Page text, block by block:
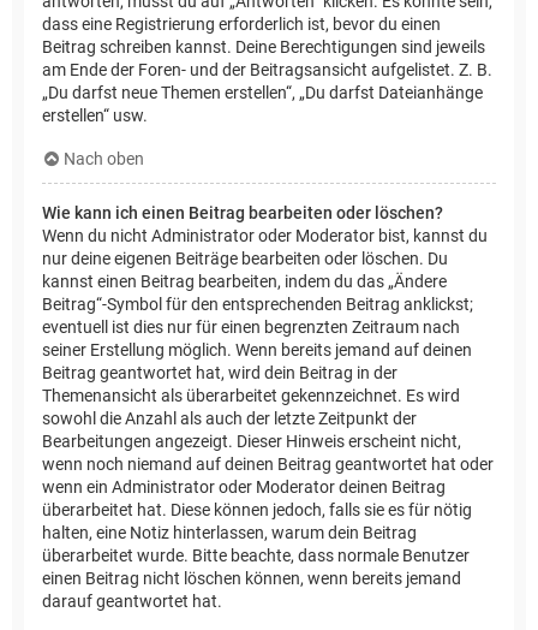
dass eine Registrierung erforderlich ist, bevor du einen
Beitrag schreiben kannst. Deine Berechtigungen sind jeweils
am Ende der Foren- und der Beitragsansicht aufgelistet. Z. B.
„Du darfst neue Themen erstellen“, „Du darfst Dateianhänge
erstellen“ usw.
Nach oben
Wie kann ich einen Beitrag bearbeiten oder löschen?
Wenn du nicht Administrator oder Moderator bist, kannst du
nur deine eigenen Beiträge bearbeiten oder löschen. Du
kannst einen Beitrag bearbeiten, indem du das „Ändere
Beitrag“-Symbol für den entsprechenden Beitrag anklickst;
eventuell ist dies nur für einen begrenzten Zeitraum nach
seiner Erstellung möglich. Wenn bereits jemand auf deinen
Beitrag geantwortet hat, wird dein Beitrag in der
Themenansicht als überarbeitet gekennzeichnet. Es wird
sowohl die Anzahl als auch der letzte Zeitpunkt der
Bearbeitungen angezeigt. Dieser Hinweis erscheint nicht,
wenn noch niemand auf deinen Beitrag geantwortet hat oder
wenn ein Administrator oder Moderator deinen Beitrag
überarbeitet hat. Diese können jedoch, falls sie es für nötig
halten, eine Notiz hinterlassen, warum dein Beitrag
überarbeitet wurde. Bitte beachte, dass normale Benutzer
einen Beitrag nicht löschen können, wenn bereits jemand
darauf geantwortet hat.